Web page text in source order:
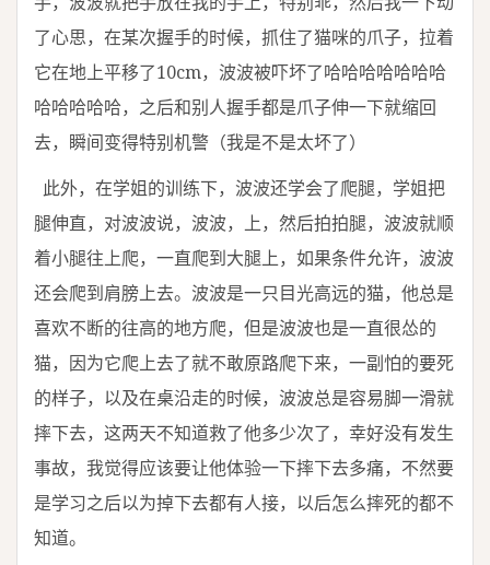
了心思，在某次握手的时候，抓住了猫咪的爪子，拉着
它在地上平移了10cm，波波被吓坏了哈哈哈哈哈哈哈
哈哈哈哈哈，之后和别人握手都是爪子伸一下就缩回
去，瞬间变得特别机警（我是不是太坏了）
此外，在学姐的训练下，波波还学会了爬腿，学姐把
腿伸直，对波波说，波波，上，然后拍拍腿，波波就顺
着小腿往上爬，一直爬到大腿上，如果条件允许，波波
还会爬到肩膀上去。波波是一只目光高远的猫，他总是
喜欢不断的往高的地方爬，但是波波也是一直很怂的
猫，因为它爬上去了就不敢原路爬下来，一副怕的要死
的样子，以及在桌沿走的时候，波波总是容易脚一滑就
摔下去，这两天不知道救了他多少次了，幸好没有发生
事故，我觉得应该要让他体验一下摔下去多痛，不然要
是学习之后以为掉下去都有人接，以后怎么摔死的都不
知道。